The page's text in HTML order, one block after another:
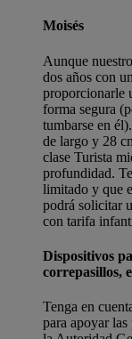
Moisés
Aunque
dos años con
proporcionarle
forma segura
tumbarse en
de largo y 28
clase Turista
profundidad.
limitado y que
podrá solicitar
con tarifa
Dispositivos
correpasillos,
Tenga en
para apoyar